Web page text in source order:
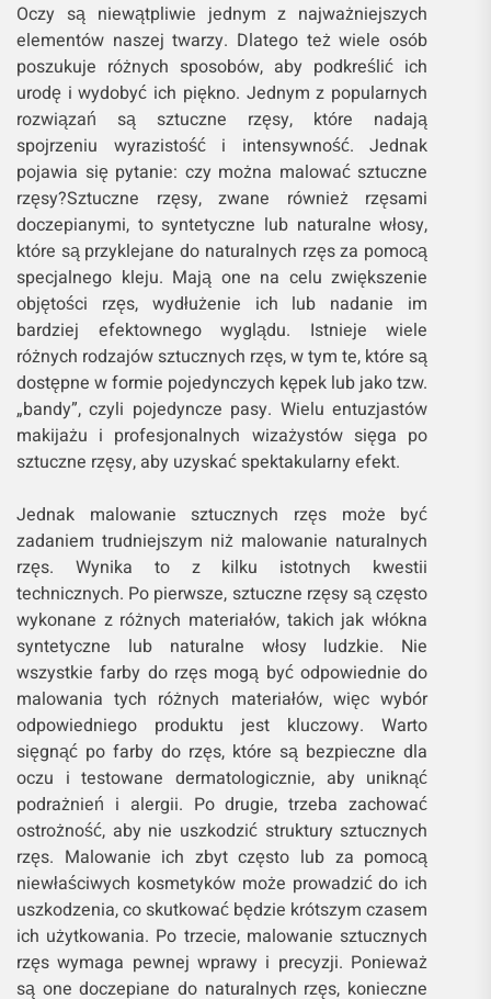
Oczy są niewątpliwie jednym z najważniejszych
elementów naszej twarzy. Dlatego też wiele osób
poszukuje różnych sposobów, aby podkreślić ich
urodę i wydobyć ich piękno. Jednym z popularnych
rozwiązań są sztuczne rzęsy, które nadają
spojrzeniu wyrazistość i intensywność. Jednak
pojawia się pytanie: czy można malować sztuczne
rzęsy?Sztuczne rzęsy, zwane również rzęsami
doczepianymi, to syntetyczne lub naturalne włosy,
które są przyklejane do naturalnych rzęs za pomocą
specjalnego kleju. Mają one na celu zwiększenie
objętości rzęs, wydłużenie ich lub nadanie im
bardziej efektownego wyglądu. Istnieje wiele
różnych rodzajów sztucznych rzęs, w tym te, które są
dostępne w formie pojedynczych kępek lub jako tzw.
„bandy”, czyli pojedyncze pasy. Wielu entuzjastów
makijażu i profesjonalnych wizażystów sięga po
sztuczne rzęsy, aby uzyskać spektakularny efekt.
Jednak malowanie sztucznych rzęs może być
zadaniem trudniejszym niż malowanie naturalnych
rzęs. Wynika to z kilku istotnych kwestii
technicznych. Po pierwsze, sztuczne rzęsy są często
wykonane z różnych materiałów, takich jak włókna
syntetyczne lub naturalne włosy ludzkie. Nie
wszystkie farby do rzęs mogą być odpowiednie do
malowania tych różnych materiałów, więc wybór
odpowiedniego produktu jest kluczowy. Warto
sięgnąć po farby do rzęs, które są bezpieczne dla
oczu i testowane dermatologicznie, aby uniknąć
podrażnień i alergii. Po drugie, trzeba zachować
ostrożność, aby nie uszkodzić struktury sztucznych
rzęs. Malowanie ich zbyt często lub za pomocą
niewłaściwych kosmetyków może prowadzić do ich
uszkodzenia, co skutkować będzie krótszym czasem
ich użytkowania. Po trzecie, malowanie sztucznych
rzęs wymaga pewnej wprawy i precyzji. Ponieważ
są one doczepiane do naturalnych rzęs, konieczne